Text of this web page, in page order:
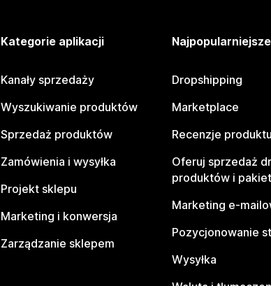
Kategorie aplikacji
Kanały sprzedaży
Wyszukiwanie produktów
Sprzedaż produktów
Zamówienia i wysyłka
Projekt sklepu
Marketing i konwersja
Zarządzanie sklepem
Dropshipping
Marketplace
Recenzje produktu
Oferuj sprzedaż
produktów i
Marketing e-
Pozycjonowanie
Wysyłka